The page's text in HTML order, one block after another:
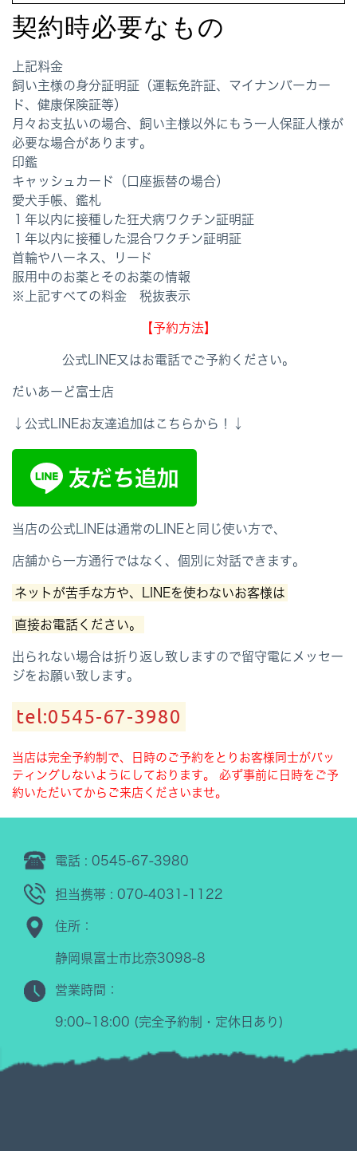
契約時必要なもの
上記料金
飼い主様の身分証明証（運転免許証、マイナンバーカー
ド、健康保険証等）
月々お支払いの場合、飼い主様以外にもう一人保証人様が
必要な場合があります。
印鑑
キャッシュカード（口座振替の場合）
愛犬手帳、鑑札
１年以内に接種した狂犬病ワクチン証明証
１年以内に接種した混合ワクチン証明証
首輪やハーネス、リード
服用中のお薬とそのお薬の情報
※上記すべての料金 税抜表示
【予約方法】
公式LINE又はお電話でご予約ください。
だいあーど富士店
↓公式LINEお友達追加はこちらから！↓
当店の公式LINEは通常のLINEと同じ使い方で、
店舗から一方通行ではなく、個別に対話できます。
ネットが苦手な方や、LINEを使わないお客様は
直接お電話ください。
出られない場合は折り返し致しますので留守電にメッセー
ジをお願い致します。
tel:0545-67-3980
当店は完全予約制で、日時のご予約をとりお客様同士がバッ
ティングしないようにしております。
必ず事前に日時をご予
約いただいてからご来店くださいませ。
電話 : 0545-67-3980
担当携帯 : 070-4031-1122
住所：
静岡県富士市比奈3098-8
営業時間：
9:00~18:00 (完全予約制・定休日あり)